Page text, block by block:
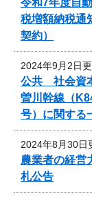
税増額納税通
契約）
2024年9月2日
公共 社会資
曽川幹線（
号）に関する
2024年8月30日
農業者の経営
札公告